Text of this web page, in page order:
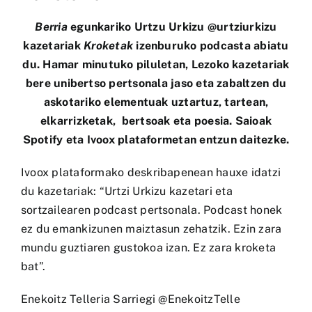
Berriaegunkariko Urtzu Urkizu @urtziurkizu
kazetariak Kroketak izenburuko podcasta abiatu
du. Hamar minutuko piluletan, Lezoko kazetariak
bere unibertso pertsonala jaso eta zabaltzen du
askotariko elementuak uztartuz, tartean,
elkarrizketak, bertsoak eta poesia. Saioak
Spotify eta Ivooxplataformetan entzun daitezke.
Ivoox plataformako deskribapenean hauxe idatzi
du kazetariak: “Urtzi Urkizu kazetari eta
sortzailearen podcast pertsonala. Podcast honek
ez du emankizunen maiztasun zehatzik. Ezin zara
mundu guztiaren gustokoa izan. Ez zara kroketa
bat”.
Enekoitz Telleria Sarriegi @EnekoitzTelle